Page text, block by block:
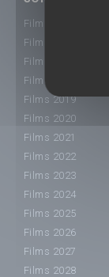
Films 2015
Films 2016
Films 2017
Films 2018
Films 2019
Films 2020
Films 2021
Films 2022
Films 2023
Films 2024
Films 2025
Films 2026
Films 2027
Films 2028